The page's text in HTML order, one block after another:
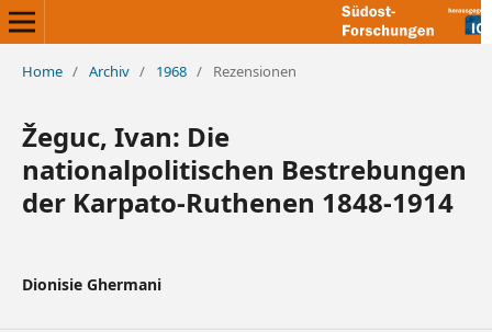
Home / Archiv / 1968 / Rezensionen
Žeguc, Ivan: Die
nationalpolitischen Bestrebungen
der Karpato-Ruthenen 1848-1914
Dionisie Ghermani